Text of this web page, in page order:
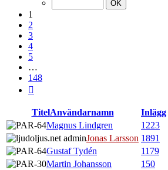
1
2
3
4
5
…
148
TitelAnvändarnamn Inlägg
Magnus Lindgren
1223
Jonas Larsson 1891
Gustaf Tydén
1179
Martin Johansson
150